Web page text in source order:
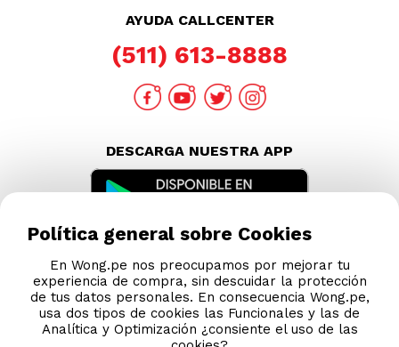
AYUDA CALLCENTER
(511) 613-8888
DESCARGA NUESTRA APP
Política general sobre Cookies
En Wong.pe nos preocupamos por mejorar tu
experiencia de compra, sin descuidar la protección
de tus datos personales. En consecuencia Wong.pe,
usa dos tipos de cookies las Funcionales y las de
Analítica y Optimización ¿consiente el uso de las